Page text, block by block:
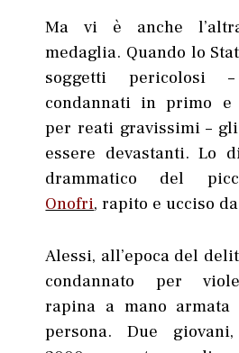
Ma vi è anche
medaglia. Quando lo
soggetti pericolosi
condannati in primo e
per reati gravissimi –
essere devastanti. Lo
drammatico del
Onofri, rapito e ucciso
Alessi, all’epoca del
condannato per
rapina a mano
persona. Due